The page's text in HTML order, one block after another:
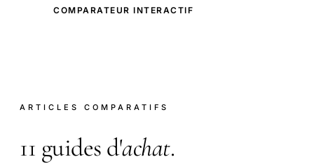
COMPARATEUR INTERACTIF
ARTICLES COMPARATIFS
11 guides d'achat.